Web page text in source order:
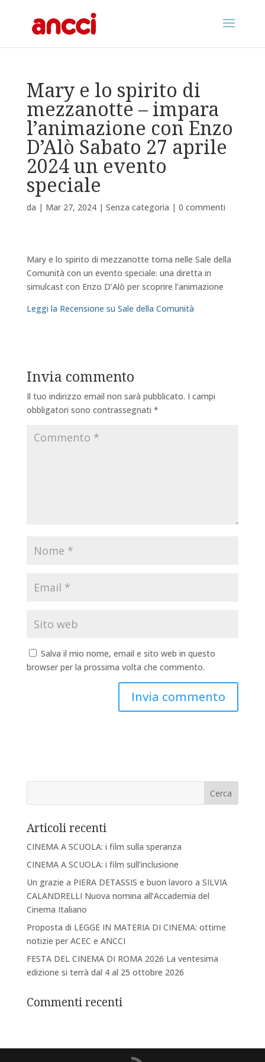
Mary e lo spirito di
mezzanotte – impara
l’animazione con Enzo
D’Alò Sabato 27 aprile
2024 un evento
speciale
da | Mar 27, 2024| Senza categoria | 0 commenti
Mary e lo spirito di mezzanotte torna nelle Sale della
Comunità con un evento speciale: una diretta in
simulcast con Enzo D’Alò per scoprire l’animazione
Leggi la Recensione su Sale della Comunità
Invia commento
Il tuo indirizzo email non sarà pubblicato. I campi
obbligatori sono contrassegnati *
Salva il mio nome, email e sito web in questo
browser per la prossima volta che commento.
Articoli recenti
CINEMA A SCUOLA: i film sulla speranza
CINEMA A SCUOLA: i film sull’inclusione
Un grazie a PIERA DETASSIS e buon lavoro a SILVIA
CALANDRELLI Nuova nomina all’Accademia del
Cinema Italiano
Proposta di LEGGE IN MATERIA DI CINEMA: ottime
notizie per ACEC e ANCCI
FESTA DEL CINEMA DI ROMA 2026 La ventesima
edizione si terrà dal 4 al 25 ottobre 2026
Commenti recenti